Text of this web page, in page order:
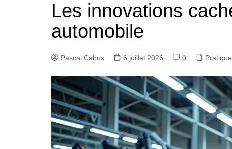
Les innovations
automobile
Pascal Cabus 6 juillet 2026 0 Pratique